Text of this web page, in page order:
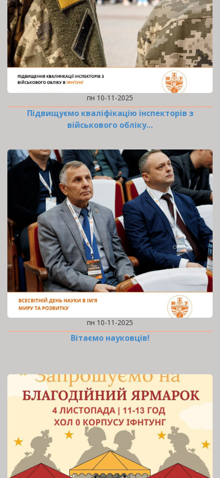
пн 10-11-2025
Підвищуємо кваліфікацію інспекторів з
військового обліку…
пн 10-11-2025
Вітаємо науковців!